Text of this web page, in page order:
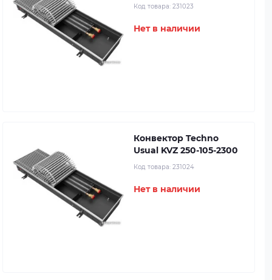
Код товара: 231023
Нет в наличии
Конвектор Techno
Usual KVZ 250-105-2300
Код товара: 231024
Нет в наличии